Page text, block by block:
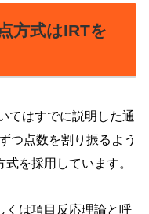
方式はIRTを
てはすでに説明した通
つ点数を割り振るよう
を採用しています。
くは項目反応理論と呼